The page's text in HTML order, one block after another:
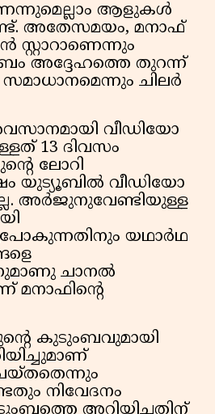
ആളുകള്‍
അതേസമയം, മനാഫ്
അദ്ദേഹത്തെ തുറന്ന്
ചിലര്‍
വീഡിയോ
13 ദിവസം
ലോറി
യുട്യൂബില്‍ വീഡിയോ
അര്‍ജുനുവേണ്ടിയുള്ള
യഥാര്‍ഥ
ചാനല്‍
മനാഫിന്റെ
കുടുംബവുമായി
നിവേദനം